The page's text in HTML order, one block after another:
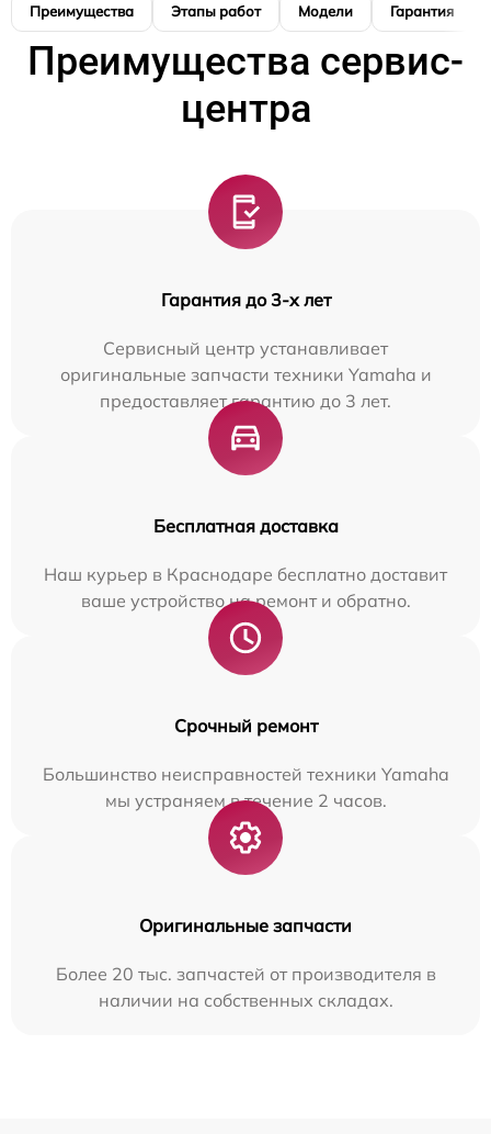
Преимущества Этапы работ Модели Гарантия
Преимущества сервис-
центра
Гарантия до 3-х лет
Сервисный центр устанавливает
оригинальные запчасти техники Yamaha и
предоставляет гарантию до 3 лет.
Бесплатная доставка
Наш курьер в Краснодаре бесплатно доставит
ваше устройство на ремонт и обратно.
Срочный ремонт
Большинство неисправностей техники Yamaha
мы устраняем в течение 2 часов.
Оригинальные запчасти
Более 20 тыс. запчастей от производителя в
наличии на собственных складах.